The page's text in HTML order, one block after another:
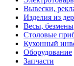
Вывески,
Изделия из
Весы, безмены
Столовые
Кухонный
Оборудование
Запчасти